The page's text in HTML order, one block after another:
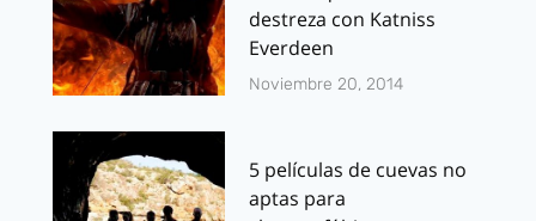
destreza con Katniss
Everdeen
Noviembre 20, 2014
5 películas de cuevas no
aptas para